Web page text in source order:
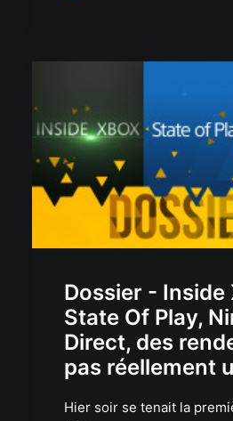
Dossier - Inside
State Of Play,
Direct, des
pas réellement
Hier soir se tenait la